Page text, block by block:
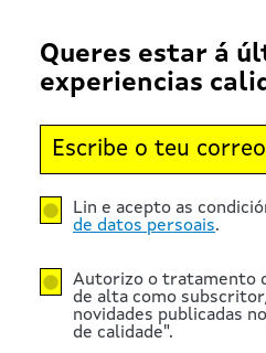
Queres estar á
experiencias
Lin e acepto as
de datos persoais.
Autorizo o tratamento
de alta como
novidades publicadas
de calidade".